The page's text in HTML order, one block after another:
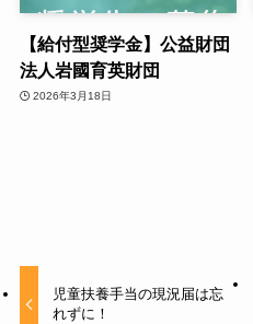
児童扶養手当の現況届は忘
れずに！
【給付型奨学金】公益財団
法人岩國育英財団
2026年3月18日